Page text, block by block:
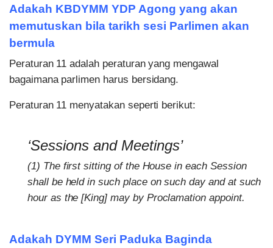
Adakah KBDYMM YDP Agong yang akan
memutuskan bila tarikh sesi Parlimen akan
bermula
Peraturan 11 adalah peraturan yang mengawal
bagaimana parlimen harus bersidang.
Peraturan 11 menyatakan seperti berikut:
‘Sessions and Meetings’
(1) The first sitting of the House in each Session
shall be held in such place on such day and at such
hour as the [King] may by Proclamation appoint.
Adakah DYMM Seri Paduka Baginda